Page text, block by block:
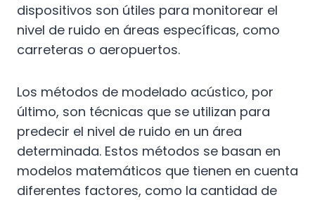
dispositivos son útiles para monitorear el
nivel de ruido en áreas específicas, como
carreteras o aeropuertos.
Los métodos de modelado acústico, por
último, son técnicas que se utilizan para
predecir el nivel de ruido en un área
determinada. Estos métodos se basan en
modelos matemáticos que tienen en cuenta
diferentes factores, como la cantidad de